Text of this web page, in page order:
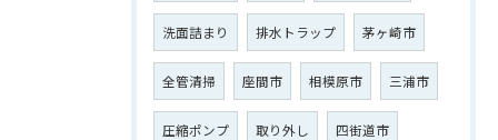
洗面詰まり 排水トラップ 茅ヶ崎市
全管清掃 座間市 相模原市 三浦市
圧縮ポンプ 取り外し 四街道市